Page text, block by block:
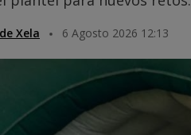
Xela 6 Agosto 2026 12:13